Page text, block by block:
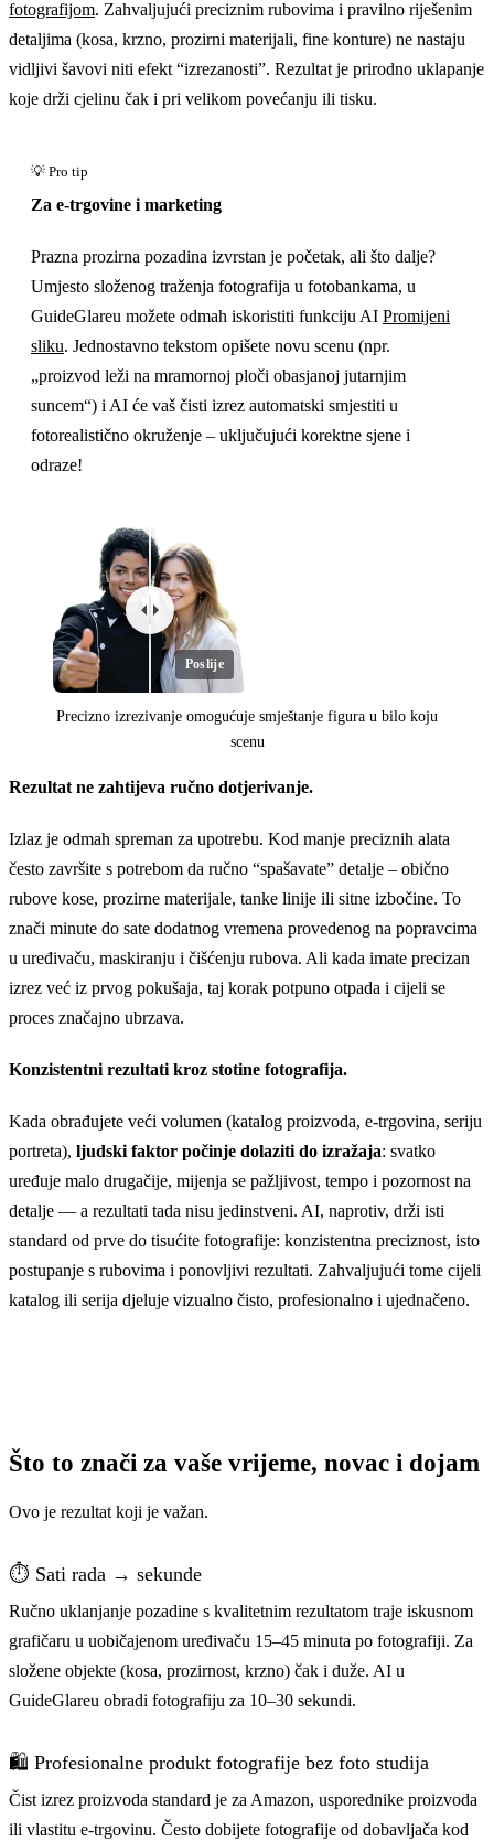
fotografijom. Zahvaljujući preciznim rubovima i pravilno riješenim
detaljima (kosa, krzno, prozirni materijali, fine konture) ne nastaju
vidljivi šavovi niti efekt “izrezanosti”. Rezultat je prirodno uklapanje
koje drži cjelinu čak i pri velikom povećanju ili tisku.
Za e-trgovine i marketing
Prazna prozirna pozadina izvrstan je početak, ali što dalje?
Umjesto složenog traženja fotografija u fotobankama, u
GuideGlareu možete odmah iskoristiti funkciju AI Promijeni
sliku. Jednostavno tekstom opišete novu scenu (npr.
„proizvod leži na mramornoj ploči obasjanoj jutarnjim
suncem“) i AI će vaš čisti izrez automatski smjestiti u
fotorealistično okruženje – uključujući korektne sjene i
odraze!
Prije
Poslije
Precizno izrezivanje omogućuje smještanje figura u bilo koju
scenu
Rezultat ne zahtijeva ručno dotjerivanje.
Izlaz je odmah spreman za upotrebu. Kod manje preciznih alata
često završite s potrebom da ručno “spašavate” detalje – obično
rubove kose, prozirne materijale, tanke linije ili sitne izbočine. To
znači minute do sate dodatnog vremena provedenog na popravcima
u uređivaču, maskiranju i čišćenju rubova. Ali kada imate precizan
izrez već iz prvog pokušaja, taj korak potpuno otpada i cijeli se
proces značajno ubrzava.
Konzistentni rezultati kroz stotine fotografija.
Kada obrađujete veći volumen (katalog proizvoda, e-trgovina, seriju
portreta), ljudski faktor počinje dolaziti do izražaja: svatko
uređuje malo drugačije, mijenja se pažljivost, tempo i pozornost na
detalje — a rezultati tada nisu jedinstveni. AI, naprotiv, drži isti
standard od prve do tisućite fotografije: konzistentna preciznost, isto
postupanje s rubovima i ponovljivi rezultati. Zahvaljujući tome cijeli
katalog ili serija djeluje vizualno čisto, profesionalno i ujednačeno.
Što to znači za vaše vrijeme, novac i dojam
Ovo je rezultat koji je važan.
⏱️ Sati rada → sekunde
Ručno uklanjanje pozadine s kvalitetnim rezultatom traje iskusnom
grafičaru u uobičajenom uređivaču 15–45 minuta po fotografiji. Za
složene objekte (kosa, prozirnost, krzno) čak i duže. AI u
GuideGlareu obradi fotografiju za 10–30 sekundi.
🛍️ Profesionalne produkt fotografije bez foto studija
Čist izrez proizvoda standard je za Amazon, usporednike proizvoda
ili vlastitu e-trgovinu. Često dobijete fotografije od dobavljača kod